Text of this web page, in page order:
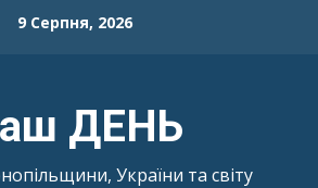
9 Серпня, 2026
ДЕНЬ
України та світу